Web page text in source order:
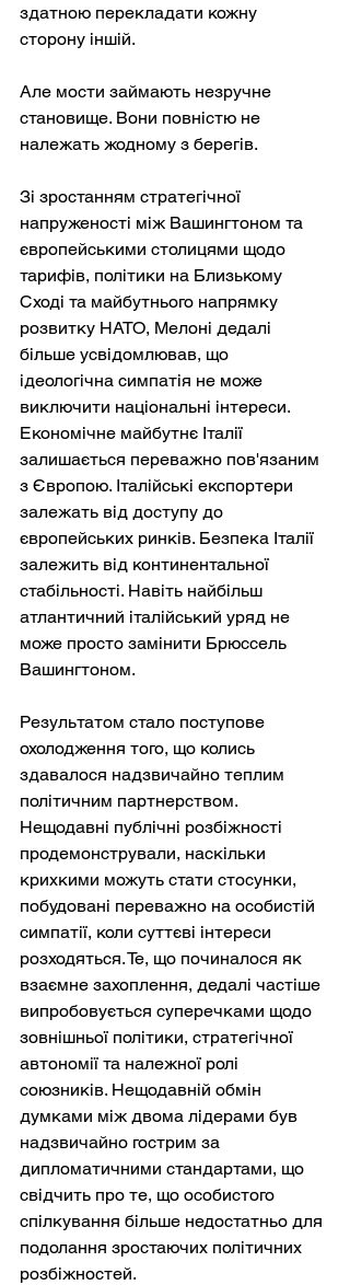
здатною перекладати кожну
сторону іншій.
Але мости займають незручне
становище. Вони повністю не
належать жодному з берегів.
Зі зростанням стратегічної
напруженості між Вашингтоном та
європейськими столицями щодо
тарифів, політики на Близькому
Сході та майбутнього напрямку
розвитку НАТО, Мелоні дедалі
більше усвідомлював, що
ідеологічна симпатія не може
виключити національні інтереси.
Економічне майбутнє Італії
залишається переважно пов'язаним
з Європою. Італійські експортери
залежать від доступу до
європейських ринків. Безпека Італії
залежить від континентальної
стабільності. Навіть найбільш
атлантичний італійський уряд не
може просто замінити Брюссель
Вашингтоном.
Результатом стало поступове
охолодження того, що колись
здавалося надзвичайно теплим
політичним партнерством.
Нещодавні публічні розбіжності
продемонстрували, наскільки
крихкими можуть стати стосунки,
побудовані переважно на особистій
симпатії, коли суттєві інтереси
розходяться. Те, що починалося як
взаємне захоплення, дедалі частіше
випробовується суперечками щодо
зовнішньої політики, стратегічної
автономії та належної ролі
союзників. Нещодавній обмін
думками між двома лідерами був
надзвичайно гострим за
дипломатичними стандартами, що
свідчить про те, що особистого
спілкування більше недостатньо для
подолання зростаючих політичних
розбіжностей.